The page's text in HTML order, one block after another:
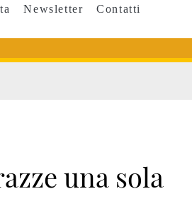
Newsletter Contatti
una sola